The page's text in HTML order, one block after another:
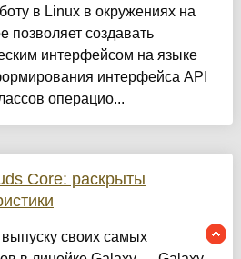
в Linux в окружениях на
позволяет создавать
интерфейсом на языке
интерфейса API
операцио...
Core: раскрыты
выпуску своих самых